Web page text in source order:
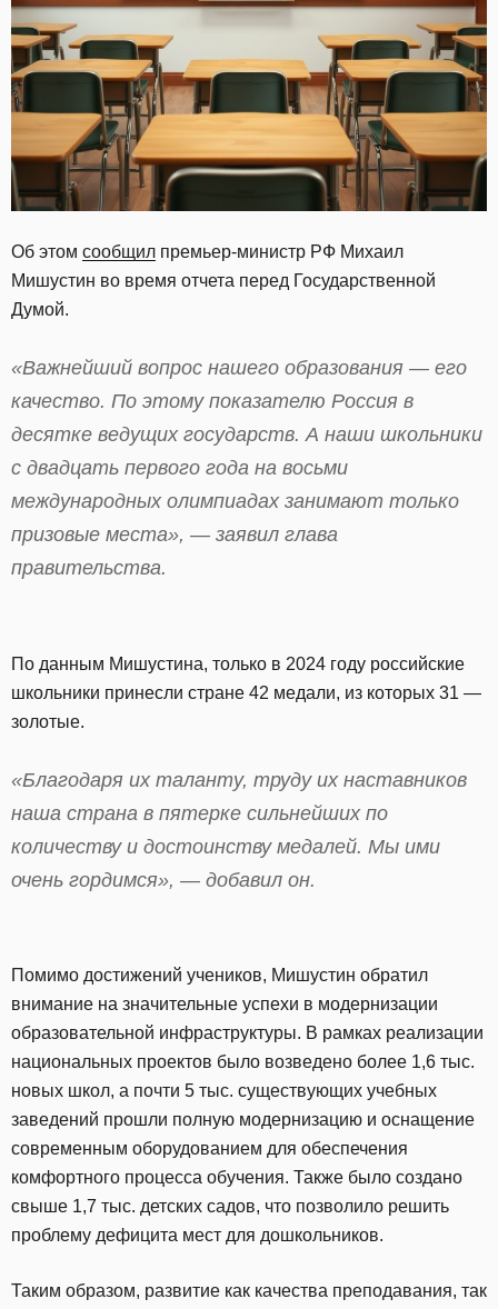
Об этом сообщил премьер-министр РФ Михаил
Мишустин во время отчета перед Государственной
Думой.
«Важнейший вопрос нашего образования — его
качество. По этому показателю Россия в
десятке ведущих государств. А наши школьники
с двадцать первого года на восьми
международных олимпиадах занимают только
призовые места», — заявил глава
правительства.
По данным Мишустина, только в 2024 году российские
школьники принесли стране 42 медали, из которых 31 —
золотые.
«Благодаря их таланту, труду их наставников
наша страна в пятерке сильнейших по
количеству и достоинству медалей. Мы ими
очень гордимся», — добавил он.
Помимо достижений учеников, Мишустин обратил
внимание на значительные успехи в модернизации
образовательной инфраструктуры. В рамках реализации
национальных проектов было возведено более 1,6 тыс.
новых школ, а почти 5 тыс. существующих учебных
заведений прошли полную модернизацию и оснащение
современным оборудованием для обеспечения
комфортного процесса обучения. Также было создано
свыше 1,7 тыс. детских садов, что позволило решить
проблему дефицита мест для дошкольников.
Таким образом, развитие как качества преподавания, так